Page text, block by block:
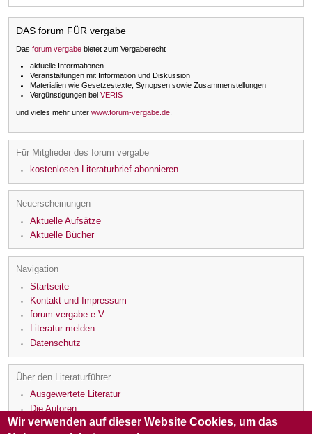
DAS forum FÜR vergabe
Das forum vergabe bietet zum Vergaberecht
aktuelle Informationen
Veranstaltungen mit Information und Diskussion
Materialien wie Gesetzestexte, Synopsen sowie Zusammenstellungen
Vergünstigungen bei VERIS
und vieles mehr unter www.forum-vergabe.de
Für Mitglieder des forum vergabe
kostenlosen Literaturbrief abonnieren
Neuerscheinungen
Aktuelle Aufsätze
Aktuelle Bücher
Navigation
Startseite
Kontakt und Impressum
forum vergabe e.V.
Literatur melden
Datenschutz
Über den Literaturführer
Ausgewertete Literatur
Die Autoren
Die Rezensenten
Wir verwenden auf dieser Website Cookies, um das